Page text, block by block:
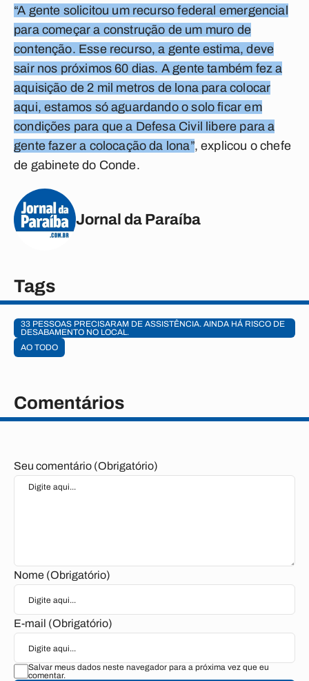
“A gente solicitou um recurso federal emergencial
para começar a construção de um muro de
contenção. Esse recurso, a gente estima, deve
sair nos próximos 60 dias. A gente também fez a
aquisição de 2 mil metros de lona para colocar
aqui, estamos só aguardando o solo ficar em
condições para que a Defesa Civil libere para a
gente fazer a colocação da lona”, explicou o chefe
de gabinete do Conde.
Jornal da Paraíba
Tags
33 PESSOAS PRECISARAM DE ASSISTÊNCIA. AINDA HÁ RISCO DE
DESABAMENTO NO LOCAL.
AO TODO
Comentários
Seu comentário (Obrigatório)
Nome (Obrigatório)
E-mail (Obrigatório)
Salvar meus dados neste navegador para a próxima vez que eu
comentar.